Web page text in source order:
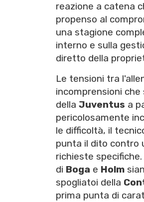
reazione a catena
propenso al
una stagione
interno e sulla
diretto della
Le tensioni tra
incomprensioni
della Juventus a
pericolosamente
le difficoltà, il
punta il dito contro
richieste
di Boga e Holm
spogliatoi della
prima punta di